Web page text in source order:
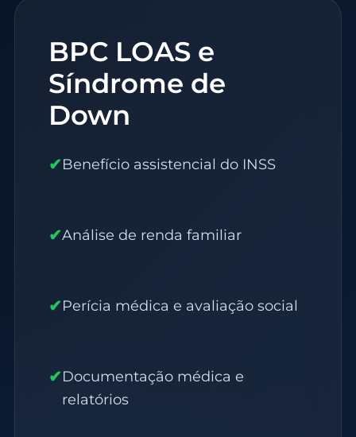
BPC LOAS e
Síndrome de
Down
✔Benefício assistencial do INSS
✔Análise de renda familiar
✔Perícia médica e avaliação social
✔Documentação médica e
relatórios